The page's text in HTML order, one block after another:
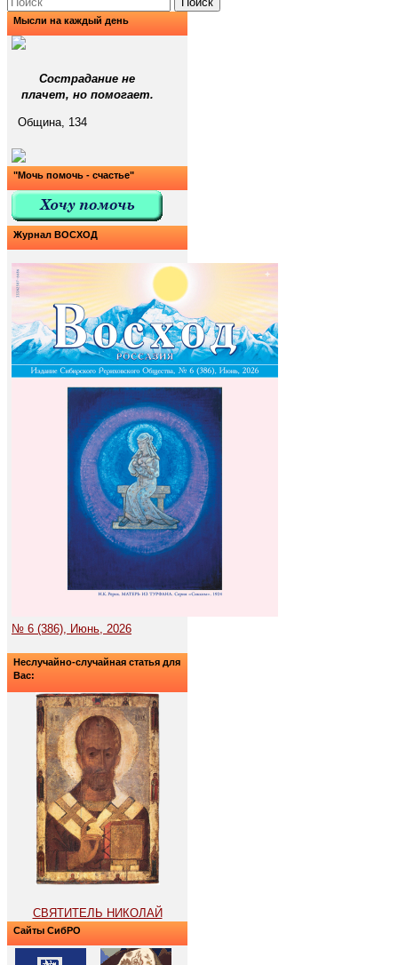
Мысли на каждый день
Сострадание не
плачет, но помогает.
Община, 134
"Мочь помочь - счастье"
Журнал ВОСХОД
№ 6 (386), Июнь, 2026
Неслучайно-случайная статья для
Вас:
СВЯТИТЕЛЬ НИКОЛАЙ
Сайты СибРО